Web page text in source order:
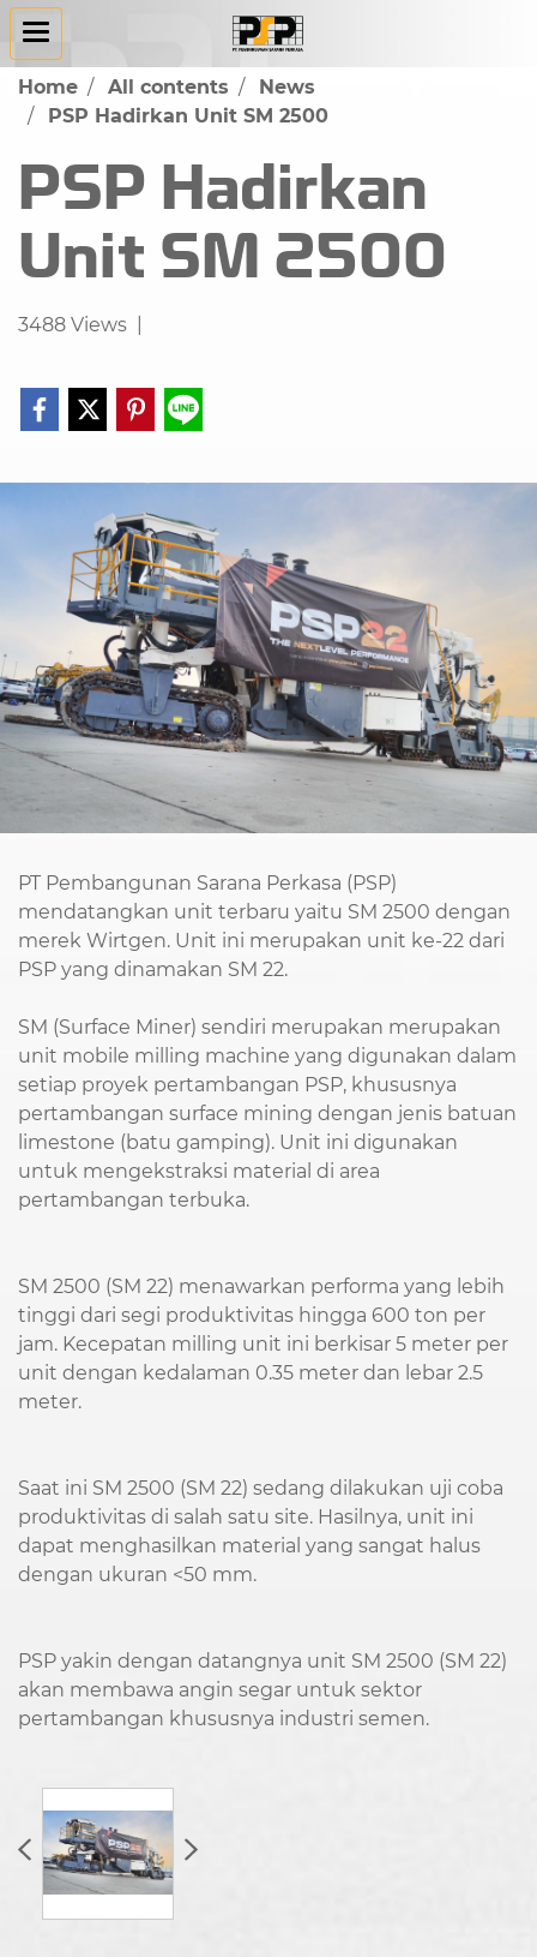
Home All contents
News
PSP Hadirkan Unit SM 2500
PSP Hadirkan
Unit SM 2500
3488 Views
PT Pembangunan Sarana Perkasa (PSP)
mendatangkan unit terbaru yaitu SM 2500 dengan
merek Wirtgen. Unit ini merupakan unit ke-22 dari
PSP yang dinamakan SM 22.
SM (Surface Miner) sendiri merupakan merupakan
unit mobile milling machine yang digunakan dalam
setiap proyek pertambangan PSP, khususnya
pertambangan surface mining dengan jenis batuan
limestone (batu gamping). Unit ini digunakan
untuk mengekstraksi material di area
pertambangan terbuka.
SM 2500 (SM 22) menawarkan performa yang lebih
tinggi dari segi produktivitas hingga 600 ton per
jam. Kecepatan milling unit ini berkisar 5 meter per
unit dengan kedalaman 0.35 meter dan lebar 2.5
meter.
Saat ini SM 2500 (SM 22) sedang dilakukan uji coba
produktivitas di salah satu site. Hasilnya, unit ini
dapat menghasilkan material yang sangat halus
dengan ukuran <50 mm.
PSP yakin dengan datangnya unit SM 2500 (SM 22)
akan membawa angin segar untuk sektor
pertambangan khususnya industri semen.